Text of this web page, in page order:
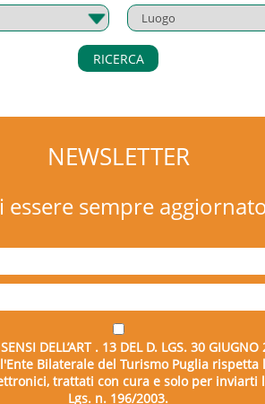
RICERCA
NEWSLETTER
essere sempre
DELL’ART . 13 DEL D. LGS. 30
Bilaterale del Turismo Puglia rispetta
trattati con cura e solo per
Lgs. n. 196/2003.